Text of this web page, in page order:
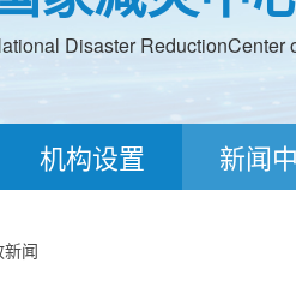
Disaster
机构设置 新闻
新闻